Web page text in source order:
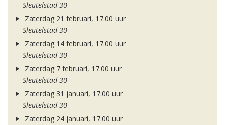
Sleutelstad 30
Zaterdag 21 februari, 17.00 uur
Sleutelstad 30
Zaterdag 14 februari, 17.00 uur
Sleutelstad 30
Zaterdag 7 februari, 17.00 uur
Sleutelstad 30
Zaterdag 31 januari, 17.00 uur
Sleutelstad 30
Zaterdag 24 januari, 17.00 uur